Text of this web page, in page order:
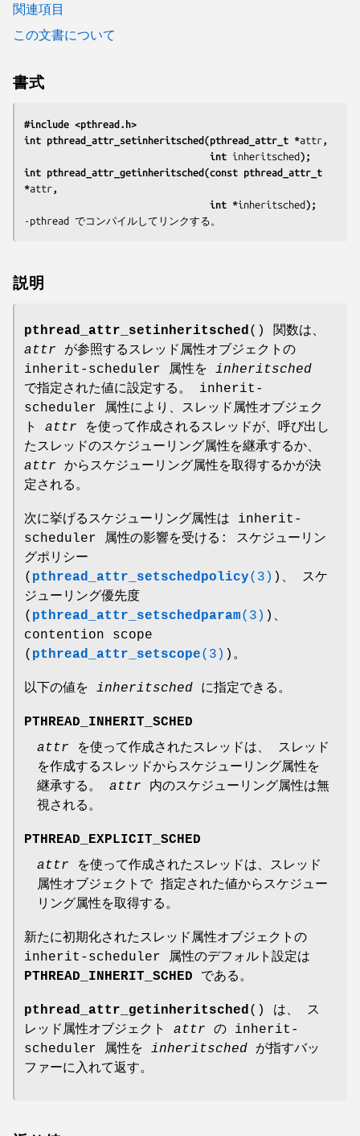
関連項目
この文書について
書式
#include <pthread.h>
int pthread_attr_setinheritsched(pthread_attr_t *attr ,
                                 int
inheritsched);
int pthread_attr_getinheritsched(const pthread_attr_t
*attr ,
                                 int *
inheritsched);
-pthread でコンパイルしてリンクする。
説明
pthread_attr_setinheritsched () 関数は、
attr が参照するスレッド属性オブジェクトの
inherit-scheduler 属性を inheritsched
で指定された値に設定する。 inherit-
scheduler 属性により、スレッド属性オブジェク
ト attr を使って作成されるスレッドが、呼び出し
たスレッドのスケジューリング属性を継承するか、
attr からスケジューリング属性を取得するかが決
定される。
次に挙げるスケジューリング属性は inherit-
scheduler 属性の影響を受ける: スケジューリン
グポリシー
( pthread_attr_setschedpolicy(3) )、 スケ
ジューリング優先度
( pthread_attr_setschedparam(3) )、
contention scope
( pthread_attr_setscope(3) )。
以下の値を inheritsched に指定できる。
PTHREAD_INHERIT_SCHED
attr を使って作成されたスレッドは、 スレッド
を作成するスレッドからスケジューリング属性を
継承する。 attr 内のスケジューリング属性は無
視される。
PTHREAD_EXPLICIT_SCHED
attr を使って作成されたスレッドは、スレッド
属性オブジェクトで 指定された値からスケジュー
リング属性を取得する。
新たに初期化されたスレッド属性オブジェクトの
inherit-scheduler 属性のデフォルト設定は
PTHREAD_INHERIT_SCHED である。
pthread_attr_getinheritsched () は、 ス
レッド属性オブジェクト attr の inherit-
scheduler 属性を inheritsched が指すバッ
ファーに入れて返す。